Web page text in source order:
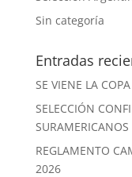
Sin categoría
Entradas
SE VIENE LA
SELECCIÓN
SURAMERICANOS
REGLAMENTO
2026